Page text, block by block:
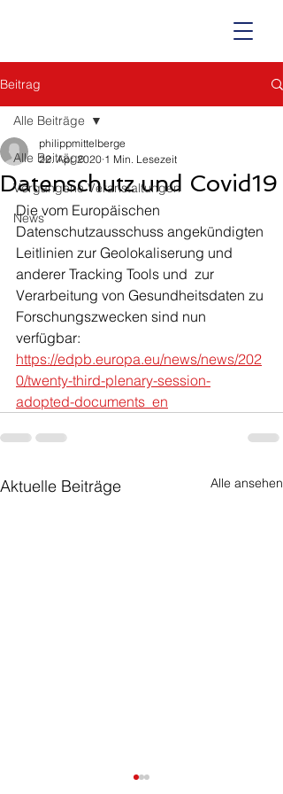
Beitrag
Alle Beiträge
Vergangene Veranstaltungen
News
Alle Beiträge
Datenschutz und Covid19
philippmittelberge
22. Apr. 2020 1 Min. Lesezeit
Die vom Europäischen
Datenschutzausschuss angekündigten
Leitlinien zur Geolokaliserung und
anderer Tracking Tools und  zur
Verarbeitung von Gesundheitsdaten zu
Forschungszwecken sind nun
verfügbar:
https://edpb.europa.eu/news/news/202
0/twenty-third-plenary-session-
adopted-documents_en
Aktuelle Beiträge Alle ansehen